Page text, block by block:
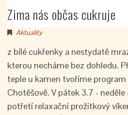
Zima nás občas cukruje
Aktuality
z bílé cukřenky a nestydatě
kterou necháme bez dohledu.
teple u kamen tvoříme
Chotěšově. V pátek 3.7 -
potřetí relaxační prožitkový